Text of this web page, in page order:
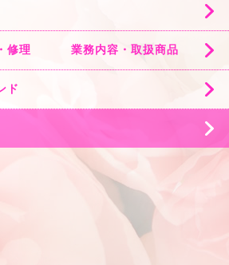
・修理 業務内容・取扱商品
ド